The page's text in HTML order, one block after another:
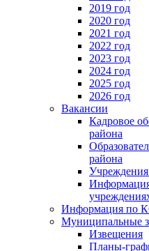
2019 год
2020 год
2021 год
2022 год
2023 год
2024 год
2025 год
2026 год
Вакансии
Кадровое
района
района
Учреждения
Информация
Муниципальные
Извещения
Планы-